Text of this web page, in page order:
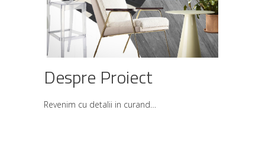
Despre Proiect
Revenim cu detalii in curand…